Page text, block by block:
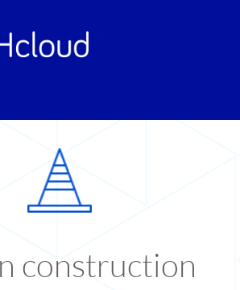
construction